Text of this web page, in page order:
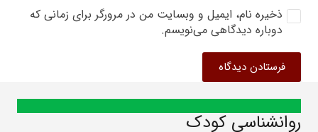
ذخیره نام، ایمیل و وبسایت من در مرورگر برای زمانی که
دوباره دیدگاهی می‌نویسم.
فرستادن دیدگاه
روانشناسی کودک